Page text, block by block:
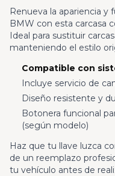
Renueva la apariencia y
BMW con esta carcasa
Ideal para sustituir
manteniendo el estilo
Compatible con
Incluye servicio de
Diseño resistente y
Botonera funcional
(según modelo)
Haz que tu llave luzca
de un reemplazo
tu vehículo antes de